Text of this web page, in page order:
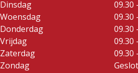
Dinsdag
09.30
Woensdag
09.30
Donderdag
09.30
Vrijdag
09.30
Zaterdag
09.30
Zondag